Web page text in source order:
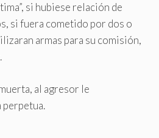
si hubiese relación de
si fuera cometido por dos o
armas para su comisión,
al agresor le
perpetua.